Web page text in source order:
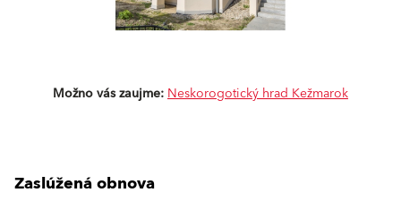
Možno vás zaujme:Neskorogotický hrad Kežmarok
Zaslúžená obnova